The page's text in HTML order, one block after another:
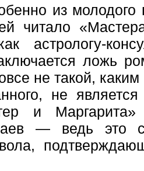
из
читало
астрологу-
ложь
не такой,
не
и
— ведь это